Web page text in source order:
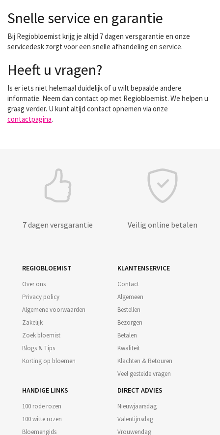
Snelle service en garantie
Bij Regiobloemist krijg je altijd 7 dagen versgarantie en onze
servicedesk zorgt voor een snelle afhandeling en service.
Heeft u vragen?
Is er iets niet helemaal duidelijk of u wilt bepaalde andere
informatie. Neem dan contact op met Regiobloemist. We helpen u
graag verder. U kunt altijd contact opnemen via onze
contactpagina.
7 dagen versgarantie Veilig online betalen
REGIOBLOEMIST
Over ons
Privacy policy
Algemene voorwaarden
Zakelijk
Zoek bloemist
Blogs & Tips
Korting op bloemen
KLANTENSERVICE
Contact
Algemeen
Bestellen
Bezorgen
Betalen
Kwaliteit
Klachten & Retouren
Veel gestelde vragen
HANDIGE LINKS
100 rode rozen
100 witte rozen
Bloemengids
DIRECT ADVIES
Nieuwjaarsdag
Valentijnsdag
Vrouwendag